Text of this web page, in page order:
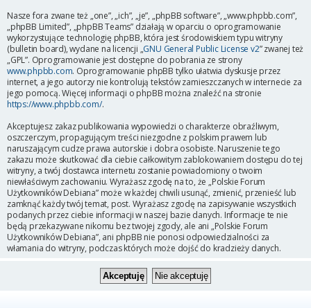
Nasze fora zwane też „one”, „ich”, „je”, „phpBB software”, „www.phpbb.com”,
„phpBB Limited”, „phpBB Teams” działają w oparciu o oprogramowanie
wykorzystujące technologię phpBB, która jest środowiskiem typu witryny
(bulletin board), wydane na licencji „GNU General Public License v2” zwanej też
„GPL”. Oprogramowanie jest dostępne do pobrania ze strony
www.phpbb.com. Oprogramowanie phpBB tylko ułatwia dyskusje przez
internet, a jego autorzy nie kontrolują tekstów zamieszczanych w internecie za
jego pomocą. Więcej informacji o phpBB można znaleźć na stronie
https://www.phpbb.com/.
Akceptujesz zakaz publikowania wypowiedzi o charakterze obraźliwym,
oszczerczym, propagującym treści niezgodne z polskim prawem lub
naruszającym cudze prawa autorskie i dobra osobiste. Naruszenie tego
zakazu może skutkować dla ciebie całkowitym zablokowaniem dostępu do tej
witryny, a twój dostawca internetu zostanie powiadomiony o twoim
niewłaściwym zachowaniu. Wyrażasz zgodę na to, że „Polskie Forum
Użytkowników Debiana” może w każdej chwili usunąć, zmienić, przenieść lub
zamknąć każdy twój temat, post. Wyrażasz zgodę na zapisywanie wszystkich
podanych przez ciebie informacji w naszej bazie danych. Informacje te nie
będą przekazywane nikomu bez twojej zgody, ale ani „Polskie Forum
Użytkowników Debiana”, ani phpBB nie ponosi odpowiedzialności za
włamania do witryny, podczas których może dojść do kradzieży danych.